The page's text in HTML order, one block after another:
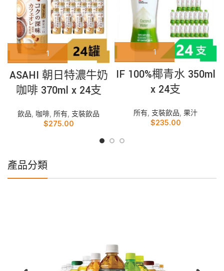
ASAHI 朝日特濃牛奶
咖啡 370ml x 24支
飲品 咖啡 所有 支裝飲品
$275.00
IF 100%椰青水 350ml
x 24支
所有 支裝飲品 果汁
$235.00
產品分類